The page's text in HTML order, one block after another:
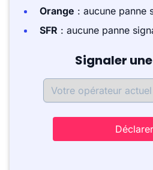
Orange : aucune panne
SFR : aucune panne
Signaler
Déclarer